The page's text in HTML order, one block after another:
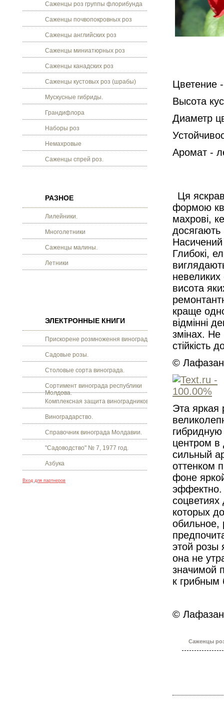
Саженцы роз группы флорибунда
Саженцы почвопокровных роз
Саженцы английских роз
Саженцы миниатюрных роз
Саженцы канадских роз
Саженцы кустовых роз (шрабы)
Мускусные гибриды.
Грандифлора
Наборы роз
Немахровые
Саженцы спрей роз.
РАЗНОЕ
Лилейники.
Многолетники
Саженцы малины.
Летники
ЭЛЕКТРОННЫЕ КНИГИ
Прискорене розмноження винограду.
Садовые розы.
Столовые сорта винограда.
Сортимент винограда республики
Молдова.
Комплексная защита виноградников.
Виноградарство.
Справочник винограда Молдавии.
"Садоводство" № 7, 1977 год.
Азбука
Вход для партнеров
Цветение
Высота
Диаметр
Аромат -
Ця
формою
махрові,
Насичений
Глибокі,
невеликих
висота
краще
відмінні
змінах.
стійкість
©
Эта яркая
центром в
сильный
оттенком
фоне
которых
обильное,
этой розы
она не
значимой
к грибным
©
Саженцы